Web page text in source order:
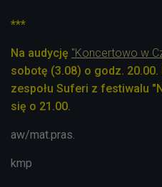
***
Na audycję "Koncertowo w
sobotę (3.08) o godz.
zespołu Suferi z festiwalu
się o 21.00.
aw/mat.pras.
kmp